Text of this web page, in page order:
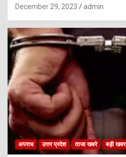
December 29, 2023 admin
अपराध उत्तर प्रदेश ताजा खबरे बड़ी खबर